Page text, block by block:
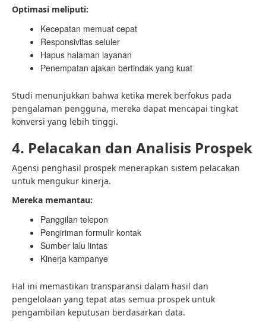
Optimasi meliputi:
Kecepatan memuat cepat
Responsivitas seluler
Hapus halaman layanan
Penempatan ajakan bertindak yang kuat
Studi menunjukkan bahwa ketika merek berfokus pada
pengalaman pengguna, mereka dapat mencapai tingkat
konversi yang lebih tinggi.
4. Pelacakan dan Analisis Prospek
Agensi penghasil prospek menerapkan sistem pelacakan
untuk mengukur kinerja.
Mereka memantau:
Panggilan telepon
Pengiriman formulir kontak
Sumber lalu lintas
Kinerja kampanye
Hal ini memastikan transparansi dalam hasil dan
pengelolaan yang tepat atas semua prospek untuk
pengambilan keputusan berdasarkan data.